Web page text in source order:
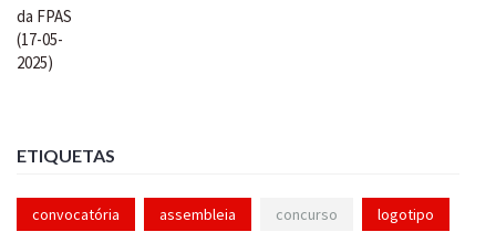
ETIQUETAS
convocatória assembleia concurso logotipo